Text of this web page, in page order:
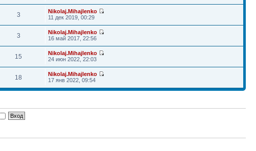
3
Nikolaj.Mihajlenko
11 дек 2019, 00:29
3
Nikolaj.Mihajlenko
16 май 2017, 22:56
15
Nikolaj.Mihajlenko
24 июн 2022, 22:03
18
Nikolaj.Mihajlenko
17 янв 2022, 09:54